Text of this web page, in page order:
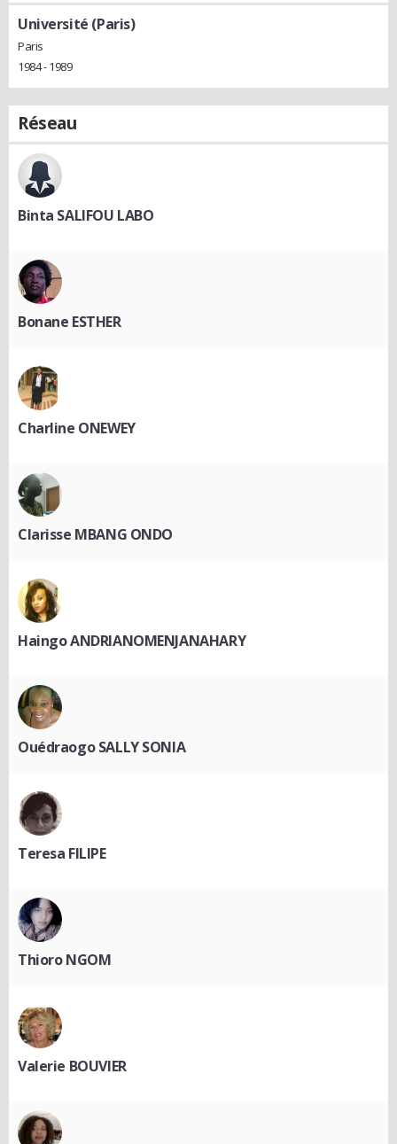
Université (Paris)
Paris
1984 - 1989
Réseau
Binta SALIFOU LABO
Bonane ESTHER
Charline ONEWEY
Clarisse MBANG ONDO
Haingo ANDRIANOMENJANAHARY
Ouédraogo SALLY SONIA
Teresa FILIPE
Thioro NGOM
Valerie BOUVIER